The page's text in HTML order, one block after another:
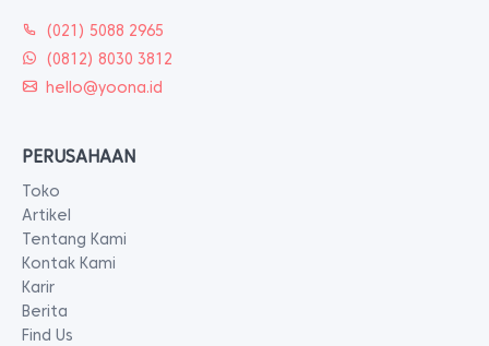
(021) 5088 2965
(0812) 8030 3812
hello@yoona.id
PERUSAHAAN
Toko
Artikel
Tentang Kami
Kontak Kami
Karir
Berita
Find Us